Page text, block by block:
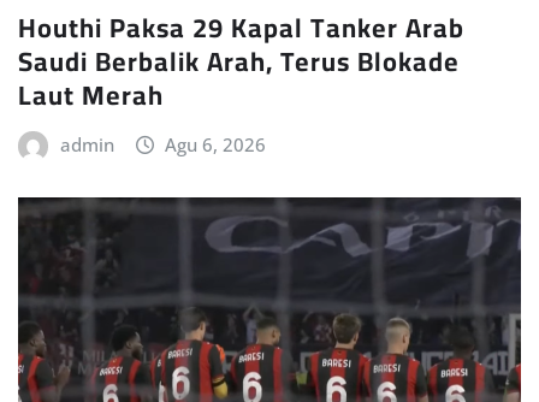
Houthi Paksa 29 Kapal Tanker Arab
Saudi Berbalik Arah, Terus Blokade
Laut Merah
admin Agu 6, 2026